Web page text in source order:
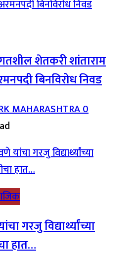
शेतकरी शांताराम
बिनविरोध निवड
MAHARASHTRA0
गरजु विद्यार्थ्यांच्या
हात…